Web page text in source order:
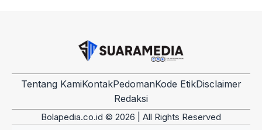
Tentang KamiKontakPedomanKode EtikDisclaimer
Redaksi
Bolapedia.co.id © 2026 | All Rights Reserved